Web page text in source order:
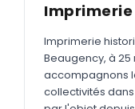
GOODIES
Catalogue
Bureau &
Sacs & voyages
Imprimerie
Imprimerie
Beaugency, à
accompagnons
collectivités